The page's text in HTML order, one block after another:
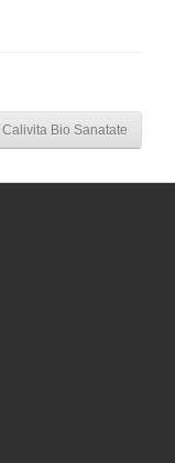
Calivita Bio Sanatate